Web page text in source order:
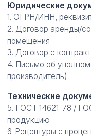
Юридические
1. ОГРН/ИНН,
2. Договор аренды/
помещения
3. Договор с
4. Письмо об
производитель)
Технические
5. ГОСТ 14621-78 /
продукцию
6. Рецептуры с